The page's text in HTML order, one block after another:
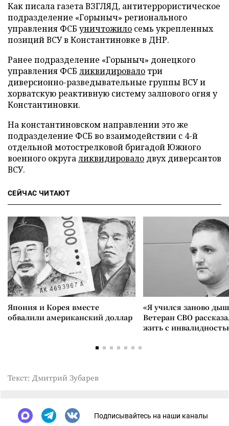
Как писала газета ВЗГЛЯД, антитеррористическое
подразделение «Горыныч» регионального
управления ФСБ уничтожило семь укрепленных
позиций ВСУ в Константиновке в ДНР.
Ранее подразделение «Горыныч» донецкого
управления ФСБ ликвидировало три
диверсионно-разведывательные группы ВСУ и
хорватскую реактивную систему залпового огня у
Константиновки.
На константиновском направлении это же
подразделение ФСБ во взаимодействии с 4-й
отдельной мотострелковой бригадой Южного
военного округаликвидировало двух диверсантов
ВСУ.
СЕЙЧАС ЧИТАЮТ
Япония и Корея вместе
обвалили американский доллар
«Я учился заново
Ветеран СВО
жить с
Текст: Дмитрий Зубарев
Подписывайтесь на наши каналы